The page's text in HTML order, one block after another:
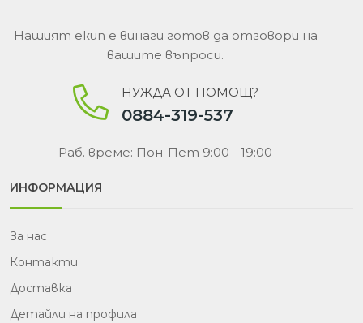
Нашият екип е винаги готов да отговори на
вашите въпроси.
НУЖДА ОТ ПОМОЩ?
0884-319-537
Раб. време: Пон-Пет 9:00 - 19:00
ИНФОРМАЦИЯ
За нас
Контакти
Доставка
Детайли на профила